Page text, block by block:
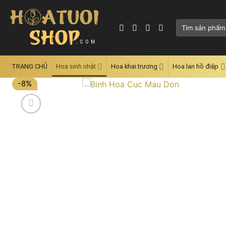
Tìm
TRANG CHỦ Hoa sinh nhật Hoa khai trương Hoa lan hồ điệp
-8%